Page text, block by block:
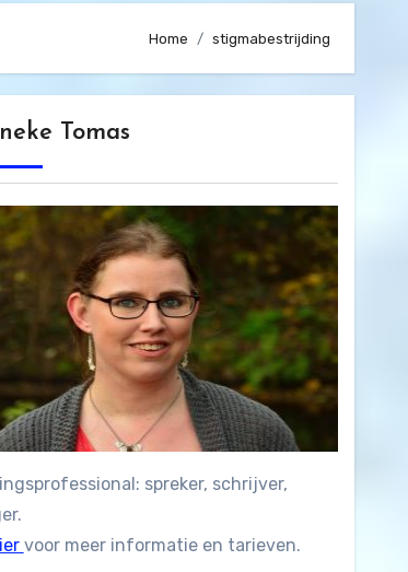
Home stigmabestrijding
Tomas
spreker, schrijver,
voor meer informatie en tarieven.